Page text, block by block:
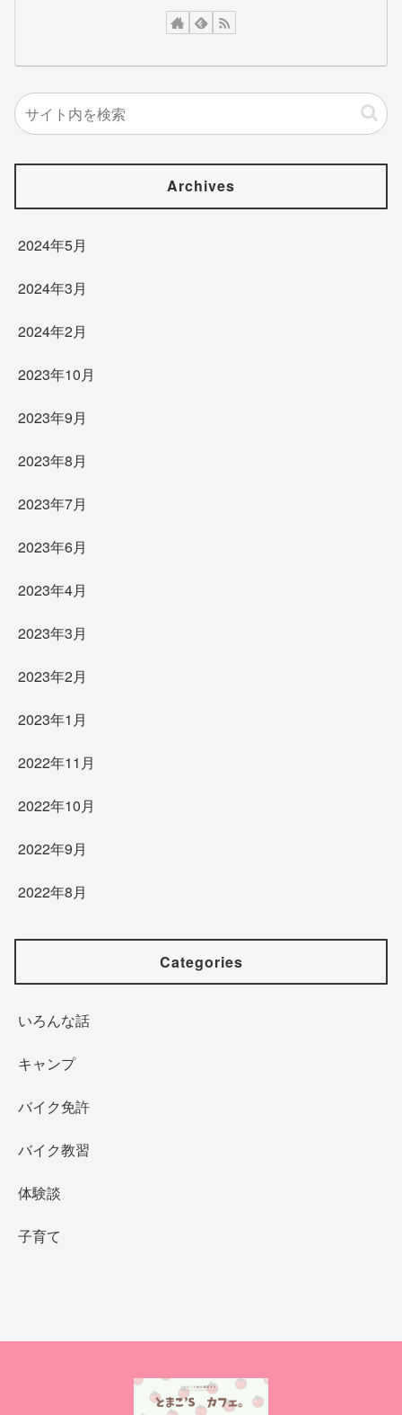
Archives
2024年5月
2024年3月
2024年2月
2023年10月
2023年9月
2023年8月
2023年7月
2023年6月
2023年4月
2023年3月
2023年2月
2023年1月
2022年11月
2022年10月
2022年9月
2022年8月
Categories
いろんな話
キャンプ
バイク免許
バイク教習
体験談
子育て